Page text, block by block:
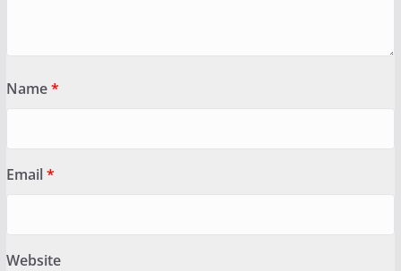
Name*
Email*
Website